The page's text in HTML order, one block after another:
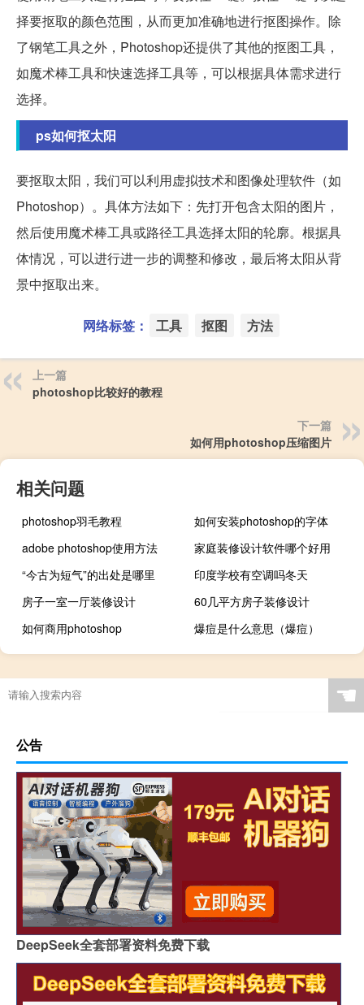
择要抠取的颜色范围，从而更加准确地进行抠图操作。除
了钢笔工具之外，Photoshop还提供了其他的抠图工具，
如魔术棒工具和快速选择工具等，可以根据具体需求进行
选择。
ps如何抠太阳
要抠取太阳，我们可以利用虚拟技术和图像处理软件（如
Photoshop）。具体方法如下：先打开包含太阳的图片，
然后使用魔术棒工具或路径工具选择太阳的轮廓。根据具
体情况，可以进行进一步的调整和修改，最后将太阳从背
景中抠取出来。
网络标签： 工具 抠图 方法
上一篇
photoshop比较好的教程
下一篇
如何用photoshop压缩图片
相关问题
photoshop羽毛教程
如何安装photoshop的字体
adobe photoshop使用方法
家庭装修设计软件哪个好用
“今古为短气”的出处是哪里
印度学校有空调吗冬天
房子一室一厅装修设计
60几平方房子装修设计
如何商用photoshop
爆痘是什么意思（爆痘）
☚
公告
DeepSeek全套部署资料免费下载